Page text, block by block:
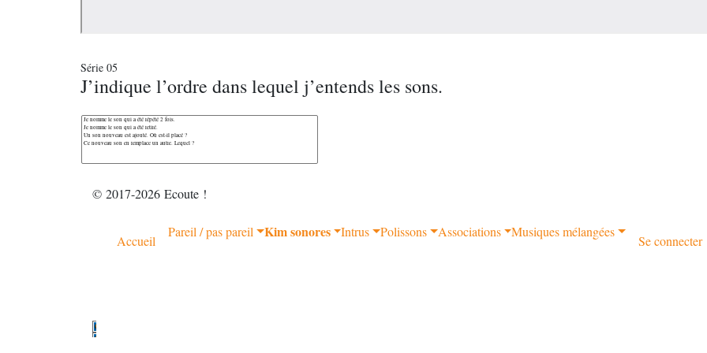
Série 05
J’indique l’ordre dans lequel j’entends les sons.
© 2017-2026 Ecoute !
Accueil
Pareil / pas pareil Kim sonores Intrus Polissons Associations Musiques mélangées
Se connecter